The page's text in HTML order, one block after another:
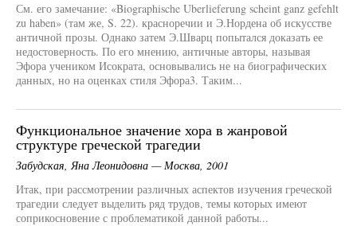
См. его замечание: «Biographische Uberlieferung scheint ganz gefehlt
zu haben» (там же, S. 22). красноречии и Э.Нордена об искусстве
античной прозы. Однако затем Э.Шварц попытался доказать ее
недостоверность. По его мнению, античные авторы, называя
Эфора учеником Исократа, основывались не на биографических
данных, но на оценках стиля Эфора3. Таким...
Функциональное значение хора в жанровой
структуре греческой трагедии
Забудская, Яна Леонидовна — Москва, 2001
Итак, при рассмотрении различных аспектов изучения греческой
трагедии следует выделить ряд трудов, темы которых имеют
соприкосновение с проблематикой данной работы...